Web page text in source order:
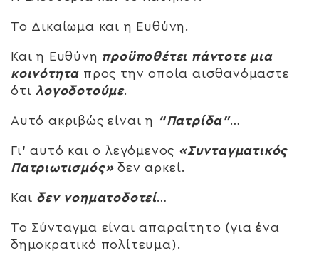
Το Δικαίωμα και η Ευθύνη.
Και η Ευθύνη προϋποθέτει πάντοτε μια
κοινότητα προς την οποία αισθανόμαστε
ότι λογοδοτούμε.
Αυτό ακριβώς είναι η “Πατρίδα”…
Γι’ αυτό και ο λεγόμενος «Συνταγματικός
Πατριωτισμός»δεν αρκεί.
Και δεν νοηματοδοτεί…
Το Σύνταγμα είναι απαραίτητο (για ένα
δημοκρατικό πολίτευμα).